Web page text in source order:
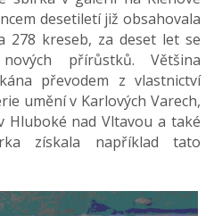
desetiletí již obsahovala
278 kreseb, za deset let se
přírůstků. Většina
převodem z vlastnictví
umění v Karlových Varech,
Hluboké nad Vltavou a také
získala například tato